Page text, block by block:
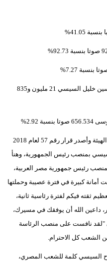
إجمالي ما حصل عليه عبد الفتاح سعيد حسين خليل السيسي 21 مليون و835
2.92%
وبالبناء على ما تقدم، اجتمع مجلس إدارة الهيئة وأصدر قرار رقم 57 لعام 2018
بمنصب رئيس الجمهورية، وهنأ
رئيس جمهورية مصر العربية،
كبيرة في فترة عصيبة وحملتها
ثقته فيكم لفترة رئاسية ثانية،
الله أن يوفقك في مسيرك،
نافست على منصب الرئاسة
كل الاحترام.
السيسي كلمة للشعب المصري،